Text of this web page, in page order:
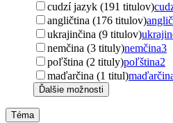
cudzí jazyk (191 titulov)
angličtina (176 titulov)
ukrajinčina (9 titulov)
nemčina (3 tituly)nemčina3
poľština (2 tituly)poľština2
maďarčina (1 titul)
Ďalšie možnosti
Téma